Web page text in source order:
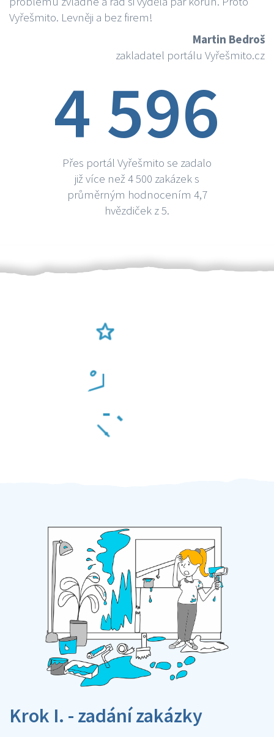
Vyřešmito. Levněji a bez firem!
Martin Bedroš
zakladatel portálu Vyřešmito.cz
4 596
Přes portál Vyřešmito se zadalo
již více než 4 500 zakázek s
průměrným hodnocením 4,7
hvězdiček z 5.
Krok I. - zadání zakázky